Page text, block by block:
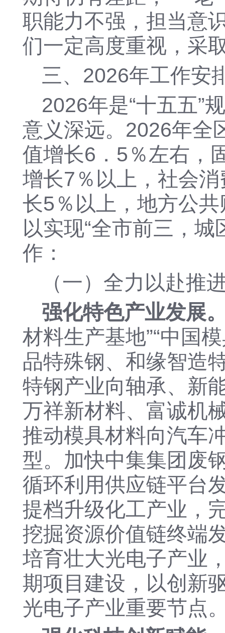
职能力不强，担当意
们一定高度重视，采
三、 2026年工作安
2026年是“十五五”
意义深远。2026年全
值增长6 ．5％左右，
增长7 ％以上，社会
长5％以上，地方公
以实现“全市前三，
作：
（一）全力以赴推
强化特色产业发展
材料生产基地”“中国
品特殊钢、和缘智造
特钢产业向轴承、新
万祥新材料、 富诚机
推动模具材料向汽车
型。 加快中集集团废
循环利用供应链平台
提档升级化工产业，
挖掘资源价值链终端
培育壮大光电子产业
期项目建设， 以创新
光电子产业重要节点